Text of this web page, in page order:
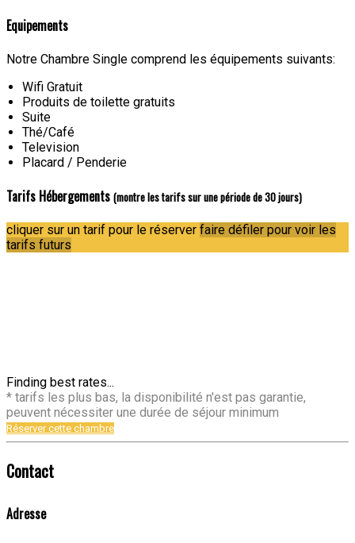
Equipements
Notre Chambre Single comprend les équipements suivants:
Wifi Gratuit
Produits de toilette gratuits
Suite
Thé/Café
Television
Placard / Penderie
Tarifs Hébergements (montre les tarifs sur une période de 30 jours)
cliquer sur un tarif pour le réserver faire défiler pour voir les
tarifs futurs
Finding best rates...
* tarifs les plus bas, la disponibilité n'est pas garantie,
peuvent nécessiter une durée de séjour minimum
Réserver cette chambre
Contact
Adresse